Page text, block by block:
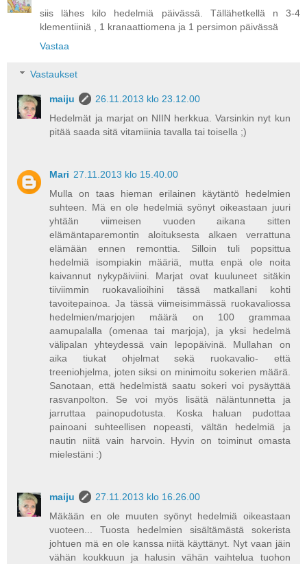
siis lähes kilo hedelmiä päivässä. Tällähetkellä n 3-4
klementiiniä , 1 kranaattiomena ja 1 persimon päivässä
Vastaa
Vastaukset
maiju
26.11.2013 klo 23.12.00
Hedelmät ja marjat on NIIN herkkua. Varsinkin nyt kun
pitää saada sitä vitamiinia tavalla tai toisella ;)
Mari 27.11.2013 klo 15.40.00
Mulla on taas hieman erilainen käytäntö hedelmien
suhteen. Mä en ole hedelmiä syönyt oikeastaan juuri
yhtään viimeisen vuoden aikana sitten
elämäntaparemontin aloituksesta alkaen verrattuna
elämään ennen remonttia. Silloin tuli popsittua
hedelmiä isompiakin määriä, mutta enpä ole noita
kaivannut nykypäiviini. Marjat ovat kuuluneet sitäkin
tiiviimmin ruokavalioihini tässä matkallani kohti
tavoitepainoa. Ja tässä viimeisimmässä ruokavaliossa
hedelmien/marjojen määrä on 100 grammaa
aamupalalla (omenaa tai marjoja), ja yksi hedelmä
välipalan yhteydessä vain lepopäivinä. Mullahan on
aika tiukat ohjelmat sekä ruokavalio- että
treeniohjelma, joten siksi on minimoitu sokerien määrä.
Sanotaan, että hedelmistä saatu sokeri voi pysäyttää
rasvanpolton. Se voi myös lisätä näläntunnetta ja
jarruttaa painopudotusta. Koska haluan pudottaa
painoani suhteellisen nopeasti, vältän hedelmiä ja
nautin niitä vain harvoin. Hyvin on toiminut omasta
mielestäni :)
maiju
27.11.2013 klo 16.26.00
Mäkään en ole muuten syönyt hedelmiä oikeastaan
vuoteen... Tuosta hedelmien sisältämästä sokerista
johtuen mä en ole kanssa niitä käyttänyt. Nyt vaan jäin
vähän koukkuun ja halusin vähän vaihtelua tuohon